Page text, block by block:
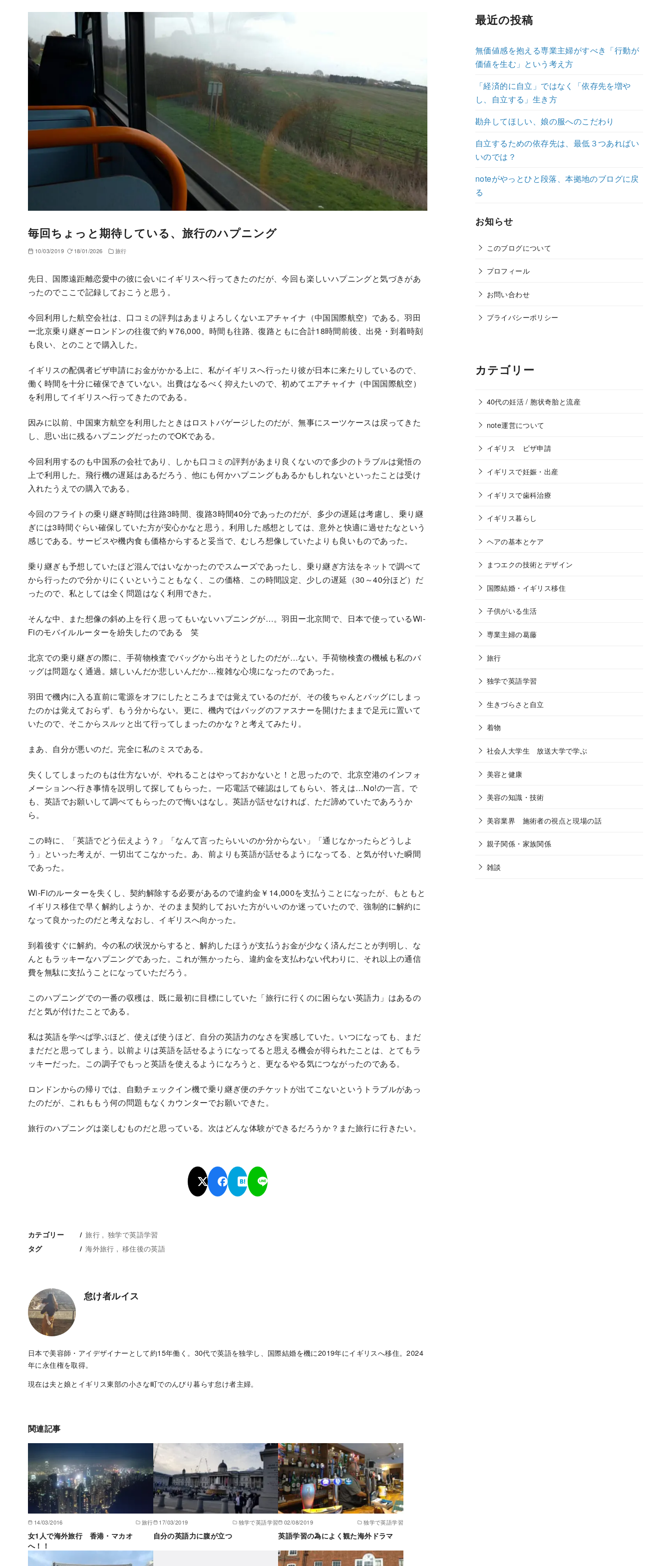
毎回ちょっと期待している、旅行のハプニング
10/03/2019 18/01/2026 旅行
先日、国際遠距離恋愛中の彼に会いにイギリスへ行ってきたのだが、今回も楽しいハプニングと気づきがあ
ったのでここで記録しておこうと思う。
今回利用した航空会社は、口コミの評判はあまりよろしくないエアチャイナ（中国国際航空）である。羽田
ー北京乗り継ぎーロンドンの往復で約￥76,000。時間も往路、復路ともに合計18時間前後、出発・到着時刻
も良い、とのことで購入した。
イギリスの配偶者ビザ申請にお金がかかる上に、私がイギリスへ行ったり彼が日本に来たりしているので、
働く時間を十分に確保できていない。出費はなるべく抑えたいので、初めてエアチャイナ（中国国際航空）
を利用してイギリスへ行ってきたのである。
因みに以前、中国東方航空を利用したときはロストバゲージしたのだが、無事にスーツケースは戻ってきた
し、思い出に残るハプニングだったのでOKである。
今回利用するのも中国系の会社であり、しかも口コミの評判があまり良くないので多少のトラブルは覚悟の
上で利用した。飛行機の遅延はあるだろう、他にも何かハプニングもあるかもしれないといったことは受け
入れたうえでの購入である。
今回のフライトの乗り継ぎ時間は往路3時間、復路3時間40分であったのだが、多少の遅延は考慮し、乗り継
ぎには3時間ぐらい確保していた方が安心かなと思う。利用した感想としては、意外と快適に過せたなという
感じである。サービスや機内食も価格からすると妥当で、むしろ想像していたよりも良いものであった。
乗り継ぎも予想していたほど混んではいなかったのでスムーズであったし、乗り継ぎ方法をネットで調べて
から行ったので分かりにくいということもなく、この価格、この時間設定、少しの遅延（30～40分ほど）だ
ったので、私としては全く問題はなく利用できた。
そんな中、また想像の斜め上を行く思ってもいないハプニングが…。羽田ー北京間で、日本で使っているWi-
Fiのモバイルルーターを紛失したのである 笑
北京での乗り継ぎの際に、手荷物検査でバッグから出そうとしたのだが…ない。手荷物検査の機械も私のバ
ッグは問題なく通過。嬉しいんだか悲しいんだか…複雑な心境になったのであった。
羽田で機内に入る直前に電源をオフにしたところまでは覚えているのだが、その後ちゃんとバッグにしまっ
たのかは覚えておらず、もう分からない。更に、機内ではバッグのファスナーを開けたままで足元に置いて
いたので、そこからスルッと出て行ってしまったのかな？と考えてみたり。
まあ、自分が悪いのだ。完全に私のミスである。
失くしてしまったのもは仕方ないが、やれることはやっておかないと！と思ったので、北京空港のインフォ
メーションへ行き事情を説明して探してもらった。一応電話で確認はしてもらい、答えは…No!の一言。で
も、英語でお願いして調べてもらったので悔いはなし。英語が話せなければ、ただ諦めていたであろうか
ら。
この時に、「英語でどう伝えよう？」「なんて言ったらいいのか分からない」「通じなかったらどうしよ
う」といった考えが、一切出てこなかった。あ、前よりも英語が話せるようになってる、と気が付いた瞬間
であった。
Wi-Fiのルーターを失くし、契約解除する必要があるので違約金￥14,000を支払うことになったが、もともと
イギリス移住で早く解約しようか、そのまま契約しておいた方がいいのか迷っていたので、強制的に解約に
なって良かったのだと考えなおし、イギリスへ向かった。
到着後すぐに解約。今の私の状況からすると、解約したほうが支払うお金が少なく済んだことが判明し、な
んともラッキーなハプニングであった。これが無かったら、違約金を支払わない代わりに、それ以上の通信
費を無駄に支払うことになっていただろう。
このハプニングでの一番の収穫は、既に最初に目標にしていた「旅行に行くのに困らない英語力」はあるの
だと気が付けたことである。
私は英語を学べば学ぶほど、使えば使うほど、自分の英語力のなさを実感していた。いつになっても、まだ
まだだと思ってしまう。以前よりは英語を話せるようになってると思える機会が得られたことは、とてもラ
ッキーだった。この調子でもっと英語を使えるようになろうと、更なるやる気につながったのである。
ロンドンからの帰りでは、自動チェックイン機で乗り継ぎ便のチケットが出てこないというトラブルがあっ
たのだが、これももう何の問題もなくカウンターでお願いできた。
旅行のハプニングは楽しむものだと思っている。次はどんな体験ができるだろうか？また旅行に行きたい。
カテゴリー 旅行 独学で英語学習
タグ 海外旅行 移住後の英語
怠け者ルイス
日本で美容師・アイデザイナーとして約15年働く。30代で英語を独学し、国際結婚を機に2019年にイギリスへ移住。2024
年に永住権を取得。
現在は夫と娘とイギリス東部の小さな町でのんびり暮らす怠け者主婦。
関連記事
14/03/2016 旅行
女1人で海外旅行 香港・マカオ
へ！！
17/03/2019 独学で英語学習
自分の英語力に腹が立つ
02/08/2019 独学で英語学習
英語学習の為によく観た海外ドラマ
最近の投稿
無価値感を抱える専業主婦がすべき「行動が
価値を生む」という考え方
「経済的に自立」ではなく「依存先を増や
し、自立する」生き方
勘弁してほしい、娘の服へのこだわり
自立するための依存先は、最低３つあればい
いのでは？
noteがやっとひと段落、本拠地のブログに戻
る
お知らせ
このブログについて
プロフィール
お問い合わせ
プライバシーポリシー
カテゴリー
40代の妊活 / 胞状奇胎と流産
note運営について
イギリス ビザ申請
イギリスで妊娠・出産
イギリスで歯科治療
イギリス暮らし
ヘアの基本とケア
まつエクの技術とデザイン
国際結婚・イギリス移住
子供がいる生活
専業主婦の葛藤
旅行
独学で英語学習
生きづらさと自立
着物
社会人大学生 放送大学で学ぶ
美容と健康
美容の知識・技術
美容業界 施術者の視点と現場の話
親子関係・家族関係
雑談